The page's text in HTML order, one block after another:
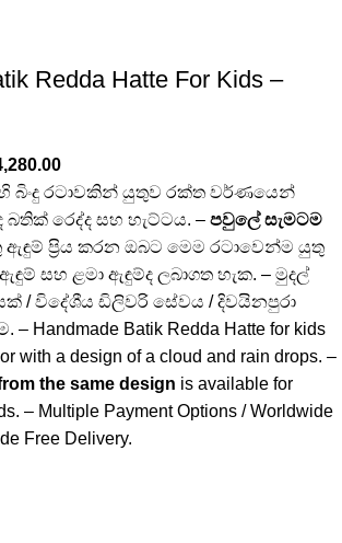
Redda Hatte For Kids –
බිංදු රටාවකින් යුතුව රක්ත වර්ණයෙන්
රෙද්ද සහ හැට්ටය. – පවුලේ සැමටම
ඇඳුම් ප්‍රිය කරන ඔබට මෙම රටාවෙන්ම යුතු
සහ ළමා ඇඳුම්ද ලබාගත හැක. – මුදල්
/ විදේශීය ඩිලිවරි සේවය / දිවයිනපුරා
Handmade Batik Redda Hatte for kids
with a design of a cloud and rain drops. –
the same design is available for
– Multiple Payment Options / Worldwide
Free Delivery.